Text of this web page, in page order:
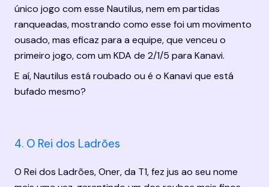
único jogo com esse Nautilus, nem em partidas
ranqueadas, mostrando como esse foi um movimento
ousado, mas eficaz para a equipe, que venceu o
primeiro jogo, com um KDA de 2/1/5 para Kanavi.
E aí, Nautilus está roubado ou é o Kanavi que está
bufado mesmo?
4. O Rei dos Ladrões
O Rei dos Ladrões, Oner, da T1, fez jus ao seu nome